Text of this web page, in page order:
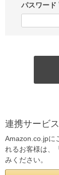
パスワード
連携サービ
Amazon.co.jpに
れるお客様は、
みください。